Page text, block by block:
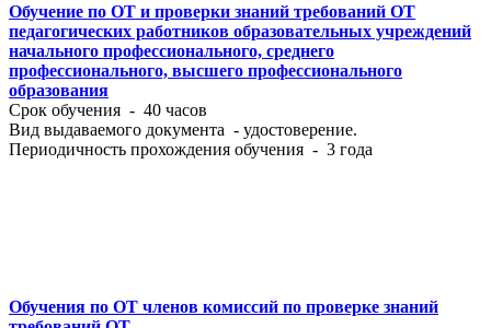
Обучение по ОТ и проверки знаний требований ОТ
педагогических работников образовательных учреждений
начального профессионального, среднего
профессионального, высшего профессионального
образования
Срок обучения - 40 часов
Вид выдаваемого документа - удостоверение.
Периодичность прохождения обучения - 3 года
Обучения по ОТ членов комиссий по проверке знаний